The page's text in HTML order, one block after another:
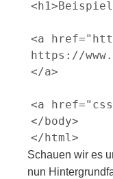
<a
https://
</a>
<a
</body>
Schauen wir es
nun